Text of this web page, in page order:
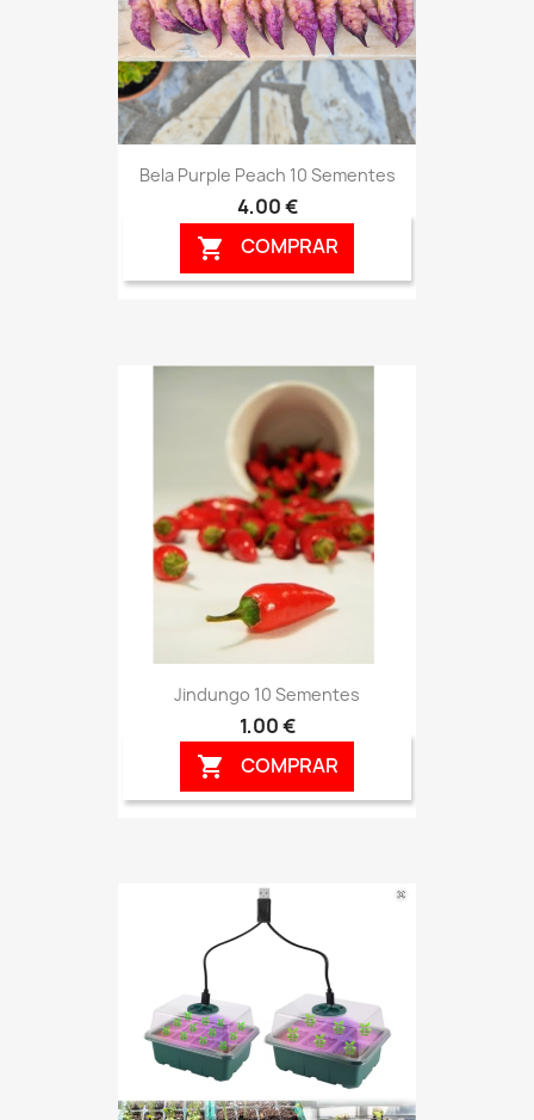
Bela Purple Peach 10 Sementes
4,00 €
 COMPRAR
Jindungo 10 Sementes
1,00 €
 COMPRAR